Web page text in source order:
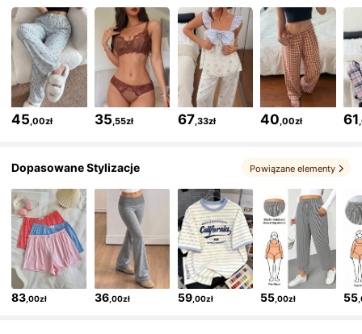
44K Obserwujący
4,76 44K Obserwujący
4,76 44K Obserwujący
4,76 44K Obserwujący
44K Obserwujący
45 ,00zł 35 ,55zł 67 ,33zł 40 ,00zł 61
Dopasowane Stylizacje Powiązane elementy
83 ,00zł 36 ,00zł 59,00zł 55 ,00zł 55